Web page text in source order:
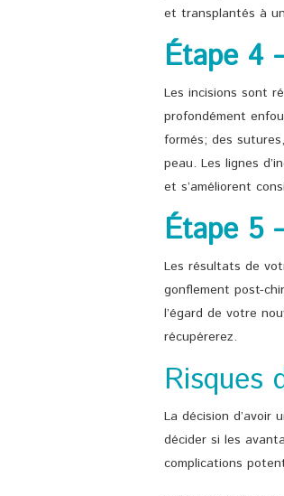
et transplantés à
Étape 4
Les incisions sont
profondément
formés; des
peau. Les lignes
et s’améliorent
Étape 5
Les résultats de
gonflement post-
l’égard de votre
récupérerez.
Risques
La décision d’avoir
décider si les
complications